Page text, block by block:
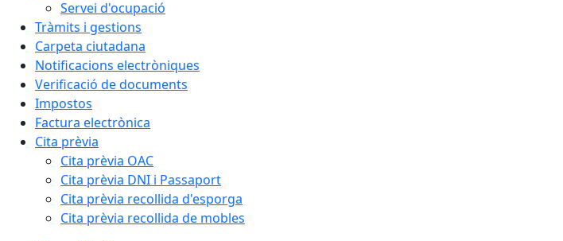
Servei d'ocupació
Tràmits i gestions
Carpeta ciutadana
Notificacions electròniques
Verificació de documents
Impostos
Factura electrònica
Cita prèvia
Cita prèvia OAC
Cita prèvia DNI i Passaport
Cita prèvia recollida d'esporga
Cita prèvia recollida de mobles